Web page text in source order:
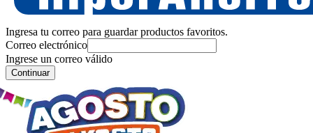
Ingresa tu correo para guardar productos favoritos.
Correo electrónico
Ingrese un correo válido
Continuar